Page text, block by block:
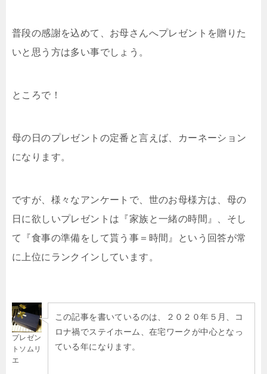
普段の感謝を込めて、お母さんへプレゼントを贈りた
いと思う方は多い事でしょう。
ところで！
母の日のプレゼントの定番と言えば、カーネーション
になります。
ですが、様々なアンケートで、世のお母様方は、母の
日に欲しいプレゼントは『家族と一緒の時間』、そし
て『食事の準備をして貰う事＝時間』という回答が常
に上位にランクインしています。
プレゼン
トソムリ
エ
この記事を書いているのは、２０２０年５月、コ
ロナ禍でステイホーム、在宅ワークが中心となっ
ている年になります。